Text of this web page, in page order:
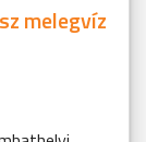
melegvíz